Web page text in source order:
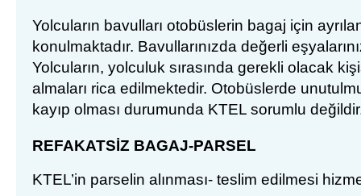
Yolcuların bavulları otobüslerin bagaj için
konulmaktadır. Bavullarınızda değerli
Yolcuların, yolculuk sırasında gerekli olacak
almaları rica edilmektedir. Otobüslerde
kayıp olması durumunda KTEL sorumlu
REFAKATSİZ BAGAJ-PARSEL
KTEL’in parselin al ınması- teslim edilmesi